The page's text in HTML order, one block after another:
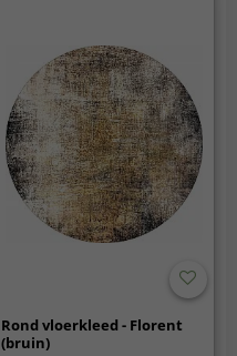
Rond vloerkleed - Florent
(bruin)